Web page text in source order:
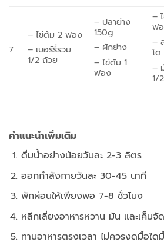
7
– ไข่ต้ม 2 ฟอง
– เบอร์รี่รวม
1/2 ถ้วย
– ปลาย่าง
150g
– ผักย่าง
– ไข่ต้ม 1
ฟอง
–
ฟ
–
โด
–
1/
คำแนะนำเพิ่มเติม
ดื่มน้ำอย่างน้อยวันละ 2-3 ลิตร
ออกกำลังกายวันละ 30-45 นาที
พักผ่อนให้เพียงพอ 7-8 ชั่วโมง
หลีกเลี่ยงอาหารหวาน มัน และเค็มจัด
ทานอาหารตรงเวลา ไม่ควรงดมื้อใ